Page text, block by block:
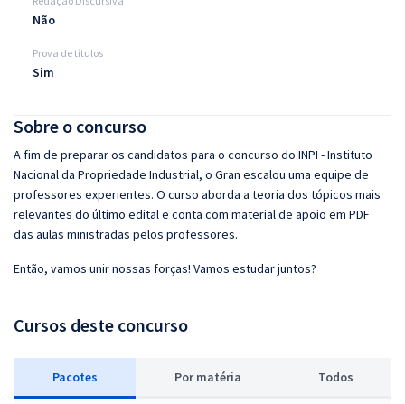
Sobre o concurso
A fim de preparar os candidatos para o concurso do INPI - Instituto
Nacional da Propriedade Industrial, o Gran escalou uma equipe de
professores experientes. O curso aborda a teoria dos tópicos mais
relevantes do último edital e conta com material de apoio em PDF
das aulas ministradas pelos professores.
Então, vamos unir nossas forças! Vamos estudar juntos?
Cursos deste concurso
Pacotes Por matéria Todos
Não
Prova de títulos
Sim